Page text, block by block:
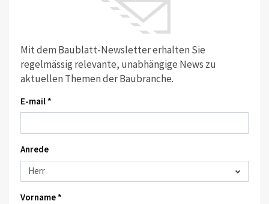
Mit dem Baublatt-Newsletter erhalten Sie
regelmässig relevante, unabhängige News zu
aktuellen Themen der Baubranche.
E-mail *
Anrede
Vorname *